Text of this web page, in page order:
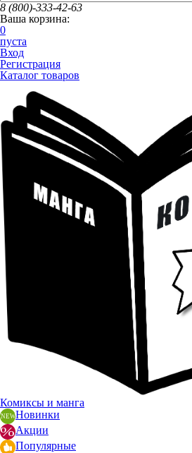
8 (800)-333-42-63
Ваша корзина:
0
пуста
Вход
Регистрация
Каталог товаров
Комиксы и манга
Новинки
Акции
Популярные